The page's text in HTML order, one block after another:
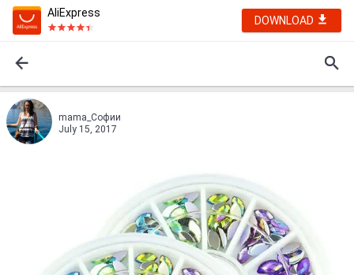
AliExpress
DOWNLOAD
mama_Софии
July 15, 2017